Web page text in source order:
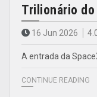
Trilionário do
16 Jun 2026
A entrada da
CONTINUE READING